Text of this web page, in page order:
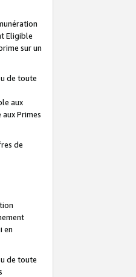
Eligible
sur un
de toute
aux
Primes
de
en
de toute